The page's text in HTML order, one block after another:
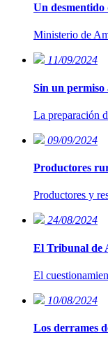
Un desmentido
Ministerio de
11/09/2024
Sin un permiso
La preparación
09/09/2024
Productores
Productores y
24/08/2024
El Tribunal de
El
10/08/2024
Los derrames